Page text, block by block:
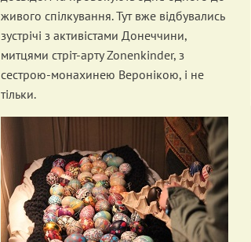
живого спілкування. Тут вже відбувались
зустрічі з активістами Донеччини,
митцями стріт-арту Zonenkinder, з
сестрою-монахинею Веронікою, і не
тільки.